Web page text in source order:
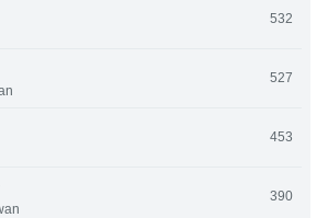
532
527
453
390